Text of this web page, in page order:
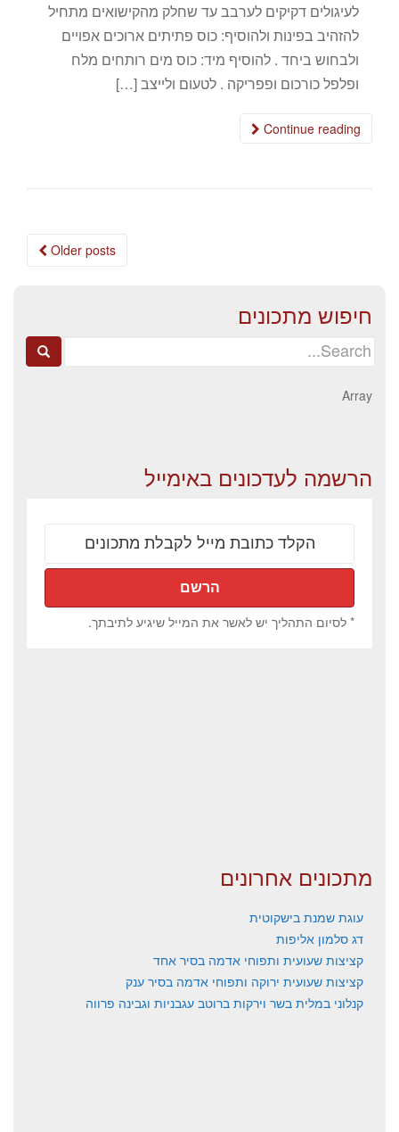
לעיגולים דקיקים לערבב עד שחלק מהקישואים מתחיל
להזהיב בפינות ולהוסיף: כוס פתיתים ארוכים אפויים
ולבחוש ביחד . להוסיף מיד: כוס מים רותחים מלח
ופלפל כורכום ופפריקה . לטעום ולייצב […]
Continue reading
Posts
Older posts
חיפוש מתכונים
Search
Array
הרשמה לעדכונים באימייל
* לסיום התהליך יש לאשר את המייל שיגיע לתיבתך.
מתכונים אחרונים
עוגת שמנת בישקוטית
דג סלמון אליפות
קציצות שעועית ותפוחי אדמה בסיר אחד
קציצות שעועית ירוקה ותפוחי אדמה בסיר ענק
קנלוני במלית בשר וירקות ברוטב עגבניות וגבינה פרווה